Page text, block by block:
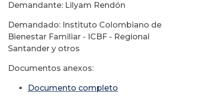
Demandante: Lilyam Rendón
Demandado: Instituto Colombiano de
Bienestar Familiar - ICBF - Regional
Santander y otros
Documentos anexos:
Documento completo